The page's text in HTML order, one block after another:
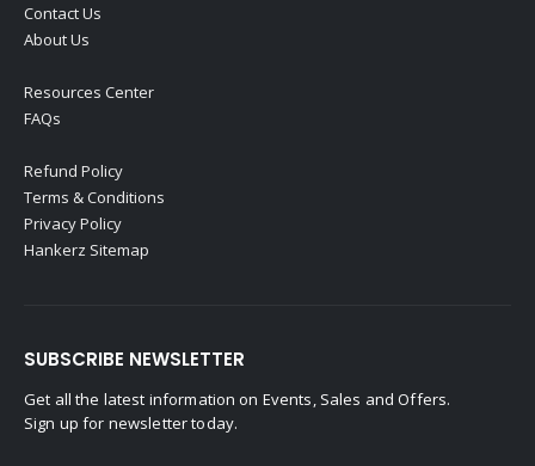
Contact Us
About Us
Resources Center
FAQs
Refund Policy
Terms & Conditions
Privacy Policy
Hankerz Sitemap
SUBSCRIBE NEWSLETTER
Get all the latest information on Events, Sales and Offers.
Sign up for newsletter today.